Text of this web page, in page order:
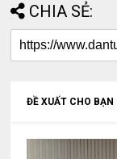
CHIA SẺ:
ĐỀ XUẤT CHO BẠN